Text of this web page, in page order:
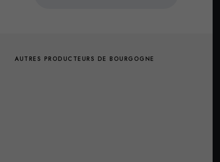
AUTRES PRODUCTEURS DE BOURGOGNE